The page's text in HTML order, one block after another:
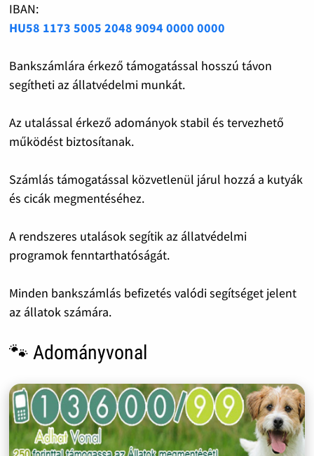
IBAN:
HU58 1173 5005 2048 9094 0000 0000
Bankszámlára érkező támogatással hosszú távon
segítheti az állatvédelmi munkát.
Az utalással érkező adományok stabil és tervezhető
működést biztosítanak.
Számlás támogatással közvetlenül járul hozzá a kutyák
és cicák megmentéséhez.
A rendszeres utalások segítik az állatvédelmi
programok fenntarthatóságát.
Minden bankszámlás befizetés valódi segítséget jelent
az állatok számára.
🐾 Adományvonal